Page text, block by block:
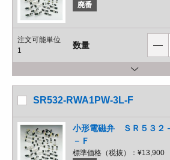
廃番
注文可能単位
1
数量
SR532-RWA1PW-3L-F
小形電磁弁 ＳＲ５３２
－Ｆ
標準価格（税抜）： ¥13,900